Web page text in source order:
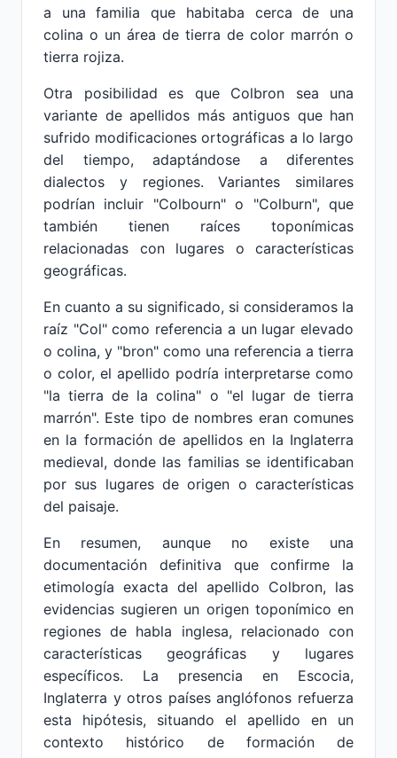
a una familia que habitaba cerca de una
colina o un área de tierra de color marrón o
tierra rojiza.
Otra posibilidad es que Colbron sea una
variante de apellidos más antiguos que han
sufrido modificaciones ortográficas a lo largo
del tiempo, adaptándose a diferentes
dialectos y regiones. Variantes similares
podrían incluir "Colbourn" o "Colburn", que
también tienen raíces toponímicas
relacionadas con lugares o características
geográficas.
En cuanto a su significado, si consideramos la
raíz "Col" como referencia a un lugar elevado
o colina, y "bron" como una referencia a tierra
o color, el apellido podría interpretarse como
"la tierra de la colina" o "el lugar de tierra
marrón". Este tipo de nombres eran comunes
en la formación de apellidos en la Inglaterra
medieval, donde las familias se identificaban
por sus lugares de origen o características
del paisaje.
En resumen, aunque no existe una
documentación definitiva que confirme la
etimología exacta del apellido Colbron, las
evidencias sugieren un origen toponímico en
regiones de habla inglesa, relacionado con
características geográficas y lugares
específicos. La presencia en Escocia,
Inglaterra y otros países anglófonos refuerza
esta hipótesis, situando el apellido en un
contexto histórico de formación de